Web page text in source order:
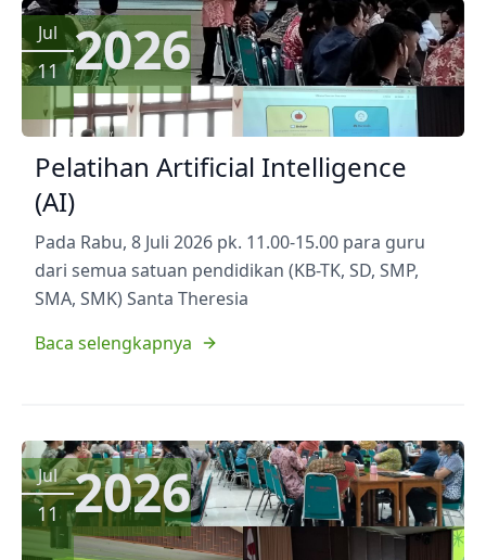
Jul
11 2026
Pelatihan Artificial Intelligence
(AI)
Pada Rabu, 8 Juli 2026 pk. 11.00-15.00 para guru
dari semua satuan pendidikan (KB-TK, SD, SMP,
SMA, SMK) Santa Theresia
Baca selengkapnya
Jul
11 2026